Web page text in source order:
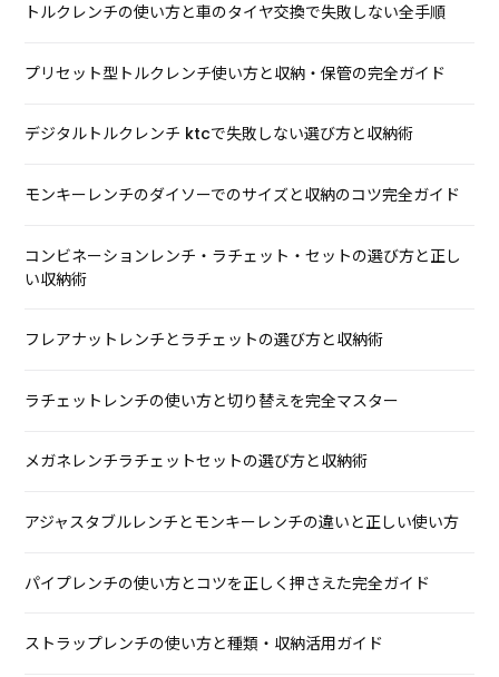
トルクレンチの使い方と車のタイヤ交換で失敗しない全手順
プリセット型トルクレンチ使い方と収納・保管の完全ガイド
デジタルトルクレンチ ktcで失敗しない選び方と収納術
モンキーレンチのダイソーでのサイズと収納のコツ完全ガイド
コンビネーションレンチ・ラチェット・セットの選び方と正し
い収納術
フレアナットレンチとラチェットの選び方と収納術
ラチェットレンチの使い方と切り替えを完全マスター
メガネレンチラチェットセットの選び方と収納術
アジャスタブルレンチとモンキーレンチの違いと正しい使い方
パイプレンチの使い方とコツを正しく押さえた完全ガイド
ストラップレンチの使い方と種類・収納活用ガイド